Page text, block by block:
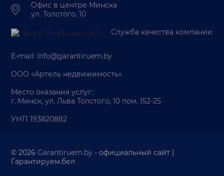
Офис в центре Минска
ул. Толстого, 10
Служба качества компании
E-mail: Info@garantiruem.by
ООО «Артель недвижимость»
Место оказания услуг:
г. Минск, ул. Льва Толстого, 10 пом. 152-25
УНП 193820882
© 2026Garantiruem.by - официальный сайт |
Гарантируем.бел